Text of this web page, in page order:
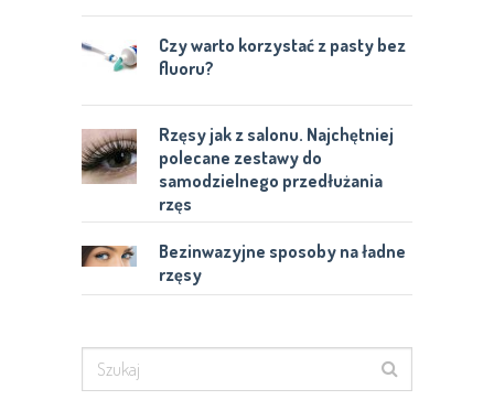
Czy warto korzystać z pasty bez
fluoru?
Rzęsy jak z salonu. Najchętniej
polecane zestawy do
samodzielnego przedłużania
rzęs
Bezinwazyjne sposoby na ładne
rzęsy